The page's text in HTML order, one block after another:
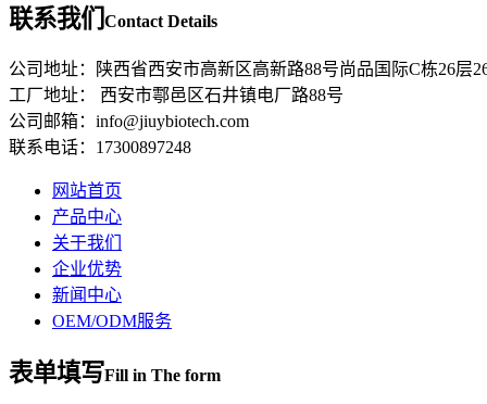
联系我们 Contact Details
公司地址：陕西省西安市高新区高新路88号尚品国际C栋26层
工厂地址： 西安市鄠邑区石井镇电厂路88号
公司邮箱：info@jiuybiotech.com
联系电话：17300897248
网站首页
产品中心
关于我们
企业优势
新闻中心
OEM/ODM服务
表单填写Fill in The form